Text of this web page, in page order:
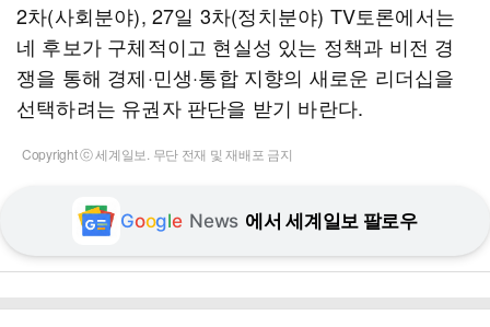
2차(사회분야), 27일 3차(정치분야) TV토론에서는
네 후보가 구체적이고 현실성 있는 정책과 비전 경
쟁을 통해 경제·민생·통합 지향의 새로운 리더십을
선택하려는 유권자 판단을 받기 바란다.
Copyright ⓒ 세계일보. 무단 전재 및 재배포 금지
Google News 에서 세계일보 팔로우